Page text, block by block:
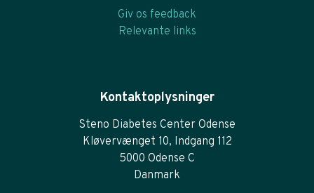
Giv os feedback
Relevante links
Kontaktoplysninger
Steno Diabetes Center Odense
Kløvervænget 10, Indgang 112
5000 Odense C
Danmark